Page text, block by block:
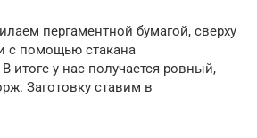
пергаментной бумагой, сверху
с помощью стакана
итоге у нас получается ровный,
Заготовку ставим в